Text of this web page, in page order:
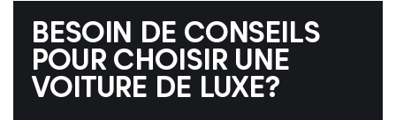
BESOIN DE CONSEILS
POUR CHOISIR UNE
VOITURE DE LUXE?